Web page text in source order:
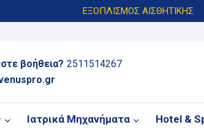
ΕΞΟΠΛΙΣΜΟΣ ΑΙΣΘΗΤΙΚΗΣ
βοήθεια? 2511514267
Ιατρικά Μηχανήματα Hotel &